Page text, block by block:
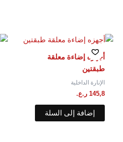
أجهزه إضاءة معلقة⁩
طبقتين
الإنارة الداخلية
145,8 ر.ع.
إضافة إلى السلة